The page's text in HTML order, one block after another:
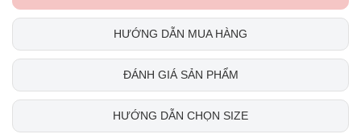
HƯỚNG DẪN MUA HÀNG
ĐÁNH GIÁ SẢN PHẨM
HƯỚNG DẪN CHỌN SIZE